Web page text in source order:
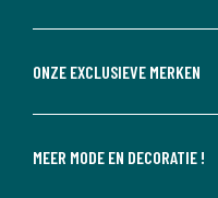
ONZE EXCLUSIEVE MERKEN
MEER MODE EN DECORATIE !